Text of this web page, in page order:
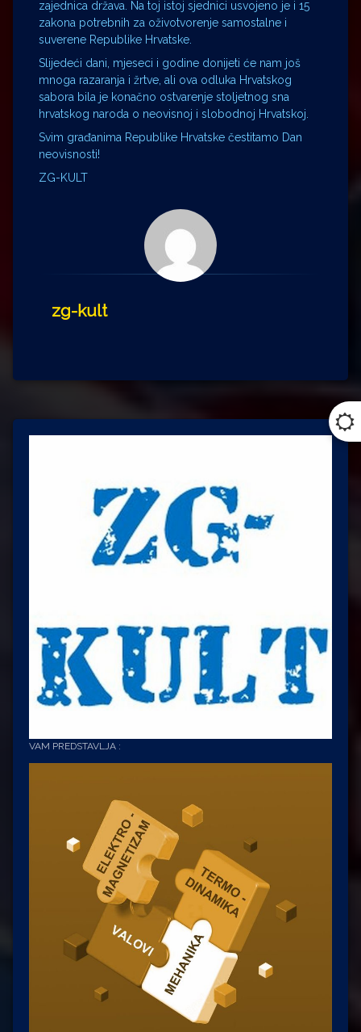
zajednica država. Na toj istoj sjednici usvojeno je i 15
zakona potrebnih za oživotvorenje samostalne i
suverene Republike Hrvatske.
Slijedeći dani, mjeseci i godine donijeti će nam još
mnoga razaranja i žrtve, ali ova odluka Hrvatskog
sabora bila je konačno ostvarenje stoljetnog sna
hrvatskog naroda o neovisnoj i slobodnoj Hrvatskoj.
Svim građanima Republike Hrvatske čestitamo Dan
neovisnosti!
ZG-KULT
zg-kult
VAM PREDSTAVLJA :